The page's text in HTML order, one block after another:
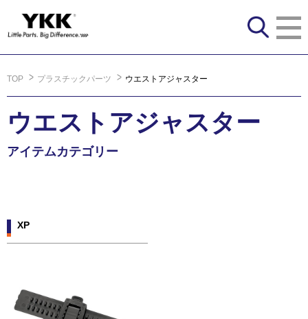
TOP プラスチックパーツ ウエストアジャスター
ウエストアジャスター
アイテムカテゴリー
XP